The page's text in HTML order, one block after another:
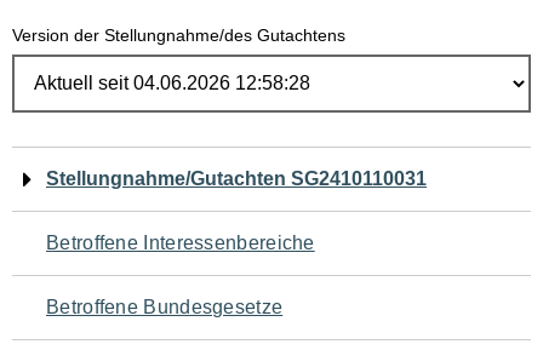
Version der Stellungnahme/des Gutachtens
Navigation
für
den
Seiteninhalt
Stellungnahme/Gutachten SG2410110031
Betroffene Interessenbereiche
Betroffene Bundesgesetze